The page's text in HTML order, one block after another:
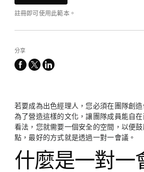
註冊即可使用此範本。
分享
facebook
x-
linkedin
若要成為出色經理人，您必須在團隊創造
為了營造這樣的文化，讓團隊成員能自
看法，您就需要一個安全的空間，以便
點，最好的方式就是透過一對一會議。
什麼是一對一